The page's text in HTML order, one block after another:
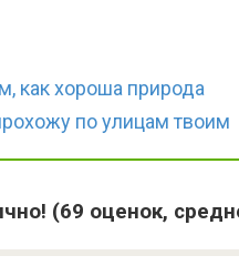
как хороша природа
по улицам твоим
(69 оценок,